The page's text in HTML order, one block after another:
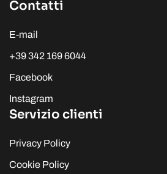
Contatti
E-mail
+39 342 169 6044
Facebook
Instagram
Servizio clienti
Privacy Policy
Cookie Policy